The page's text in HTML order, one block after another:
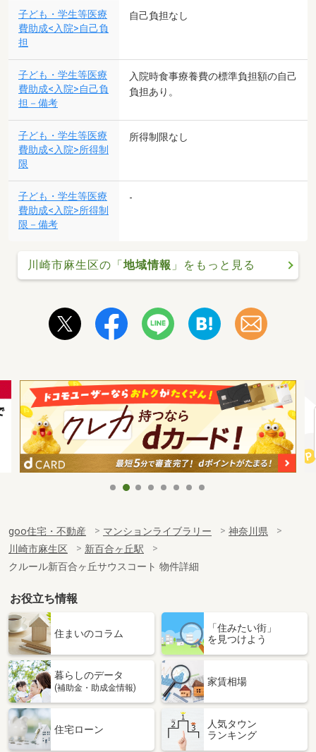
子ども・学生等医療
費助成<入院>自己負
担
自己負担なし
子ども・学生等医療
費助成<入院>自己負
担－備考
入院時食事療養費の標準負担額の自己
負担あり。
子ども・学生等医療
費助成<入院>所得制
限
所得制限なし
子ども・学生等医療
費助成<入院>所得制
限－備考
-
川崎市麻生区の「地域情報 」をもっと見る
goo住宅・不動産 マンションライブラリー
神奈川県
川崎市麻生区
新百合ヶ丘駅
クルール新百合ヶ丘サウスコート 物件詳細
お役立ち情報
住まいのコラム
「住みたい街」
を見つけよう
暮らしのデータ
(補助金・助成金情報)
家賃相場
住宅ローン
人気タウン
ランキング